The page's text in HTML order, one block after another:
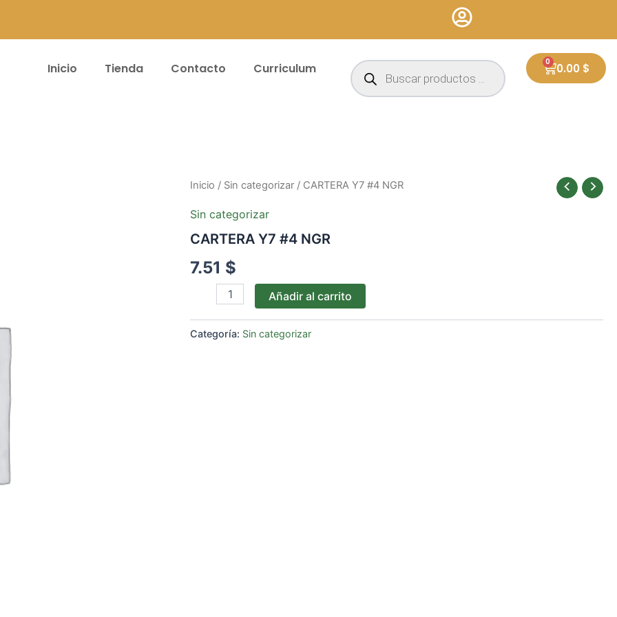
Inicio Tienda Contacto Curriculum
Búsqueda
de
productos
0.00 $
0
Cart
Inicio / Sin categorizar / CARTERA Y7 #4 NGR
Sin categorizar
CARTERA Y7 #4 NGR
7.51 $
CARTERA
#4
cantidad
Añadir al carrito
Categoría: Sin categorizar